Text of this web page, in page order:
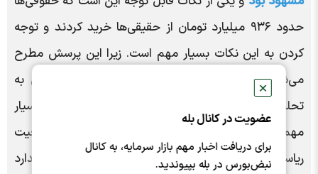
✕
عضویت در کانال بله
برای دریافت اخبار مهم بازار سرمایه، به کانال
نبض‌بورس در بله بپیوندید.
حدود ۹۳۶ میلیارد تومان از حقیقی‌ها خرید کردند و توجه
کردن به این نکات بسیار مهم است. زیرا این پرسش مطرح
می‌شود که چرا حقوقی‌ها خریداری کردند؟ شاید خیلی به
تحلیل‌های بنیادی اهمیت داده نشود، ولی موضوع بسیار
مهم این است در این بازه زمانی که هنوز وضعیت
ریاست‌جمهوری مشخص نیست و شرایط باثباتی وجود ندارد